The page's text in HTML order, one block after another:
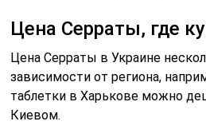
Цена Серраты, где
Цена Серраты в Украине
зависимости от региона,
таблетки в Харькове можно
Киевом.